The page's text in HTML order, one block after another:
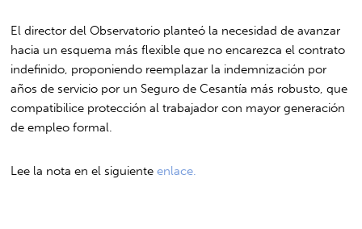
El director del Observatorio planteó la necesidad de avanzar
hacia un esquema más flexible que no encarezca el contrato
indefinido, proponiendo reemplazar la indemnización por
años de servicio por un Seguro de Cesantía más robusto, que
compatibilice protección al trabajador con mayor generación
de empleo formal.
Lee la nota en el siguienteenlace.